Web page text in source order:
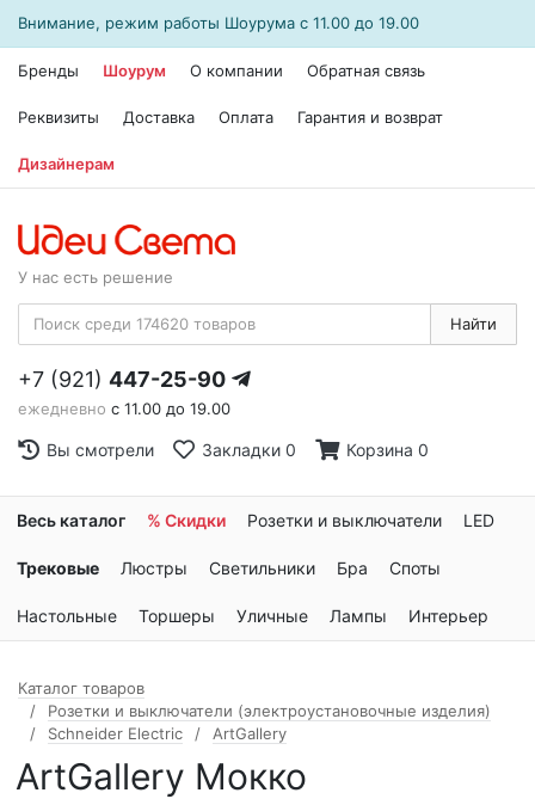
Внимание, режим работы Шоурума с 11.00 до 19.00
Бренды Шоурум О компании Обратная связь
Реквизиты Доставка Оплата Гарантия и возврат
Дизайнерам
У нас есть решение
Найти
+7 (921) 447-25-90
ежедневно с 11.00 до 19.00
Вы смотрели Закладки 0 Корзина 0
Весь каталог % Скидки Розетки и выключатели LED
Трековые Люстры Светильники Бра Споты
Настольные Торшеры Уличные Лампы Интерьер
Каталог товаров
Розетки и выключатели (электроустановочные изделия)
Schneider Electric
ArtGallery
ArtGallery Мокко